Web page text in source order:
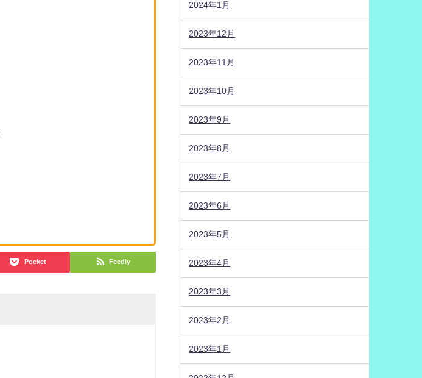
Pocket Feedly
2024年1月
2023年12月
2023年11月
2023年10月
2023年9月
2023年8月
2023年7月
2023年6月
2023年5月
2023年4月
2023年3月
2023年2月
2023年1月